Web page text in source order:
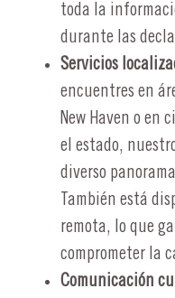
toda la
durante las
Servicios
encuentres en
New Haven o en
el estado,
diverso
También está
remota, lo que
comprometer la
Comunicación